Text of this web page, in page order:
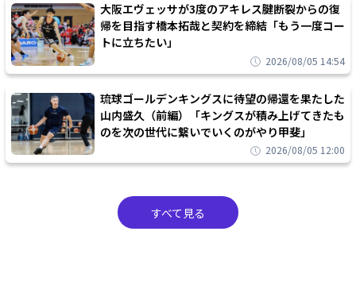
大阪エヴェッサが3度のアキレス腱断裂からの復
帰を目指す橋本拓哉と契約を締結「もう一度コー
トに立ちたい」
2026/08/05 14:54
琉球ゴールデンキングスに待望の帰還を果たした
山内盛久（前編）「キングスが積み上げてきたも
のを次の世代に繋いでいくのがやり甲斐」
2026/08/05 12:00
すべて見る